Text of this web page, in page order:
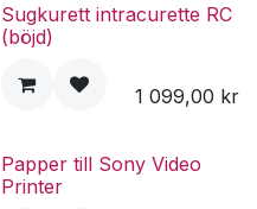
Sugkurett intracurette RC
(böjd)
1 099,00 kr
Papper till Sony Video
Printer